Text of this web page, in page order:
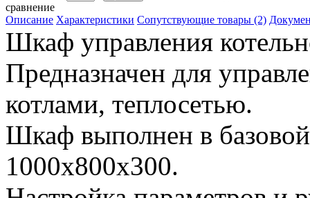
сравнение
Описание Характеристики Сопутствующие товары (2)
Шкаф управления
Предназначен для
котлами, теплосетью.
Шкаф выполнен в
1000х800х300.